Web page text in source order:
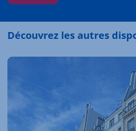
Découvrez les autres